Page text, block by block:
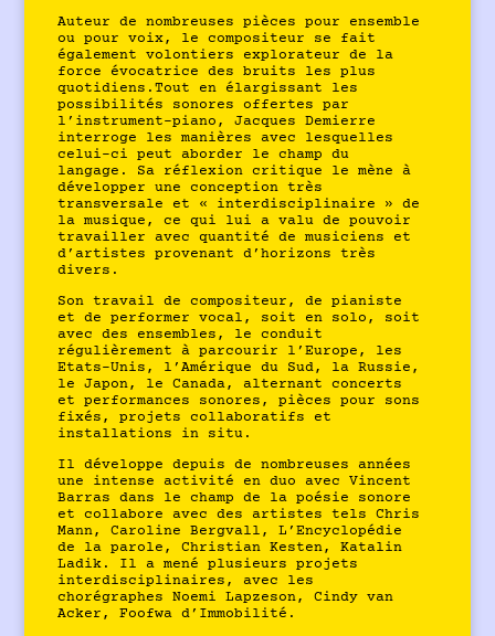
Auteur de nombreuses pièces pour ensemble
ou pour voix, le compositeur se fait
également volontiers explorateur de la
force évocatrice des bruits les plus
quotidiens.Tout en élargissant les
possibilités sonores offertes par
l’instrument-piano, Jacques Demierre
interroge les manières avec lesquelles
celui-ci peut aborder le champ du
langage. Sa réflexion critique le mène à
développer une conception très
transversale et « interdisciplinaire » de
la musique, ce qui lui a valu de pouvoir
travailler avec quantité de musiciens et
d’artistes provenant d’horizons très
divers.
Son travail de compositeur, de pianiste
et de performer vocal, soit en solo, soit
avec des ensembles, le conduit
régulièrement à parcourir l’Europe, les
Etats-Unis, l’Amérique du Sud, la Russie,
le Japon, le Canada, alternant concerts
et performances sonores, pièces pour sons
fixés, projets collaboratifs et
installations in situ.
Il développe depuis de nombreuses années
une intense activité en duo avec Vincent
Barras dans le champ de la poésie sonore
et collabore avec des artistes tels Chris
Mann, Caroline Bergvall, L’Encyclopédie
de la parole, Christian Kesten, Katalin
Ladik. Il a mené plusieurs projets
interdisciplinaires, avec les
chorégraphes Noemi Lapzeson, Cindy van
Acker, Foofwa d’Immobilité.